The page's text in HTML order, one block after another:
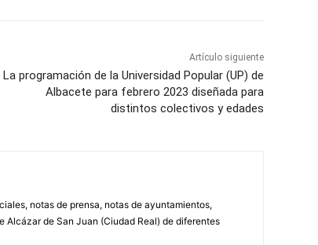
Artículo siguiente
La programación de la Universidad Popular (UP) de
Albacete para febrero 2023 diseñada para
distintos colectivos y edades
notas de prensa, notas de ayuntamientos,
Alcázar de San Juan (Ciudad Real) de diferentes